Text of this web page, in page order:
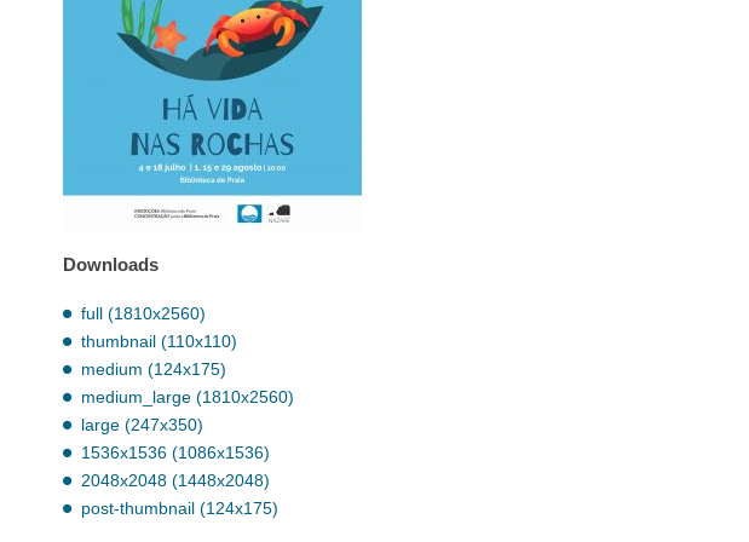
Downloads
full (1810x2560)
thumbnail (110x110)
medium (124x175)
medium_large (1810x2560)
large (247x350)
1536x1536 (1086x1536)
2048x2048 (1448x2048)
post-thumbnail (124x175)